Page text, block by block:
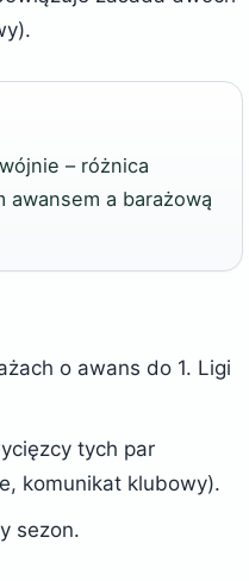
– różnica
a barażową
o awans do 1. Ligi
tych par
komunikat klubowy).
sezon.